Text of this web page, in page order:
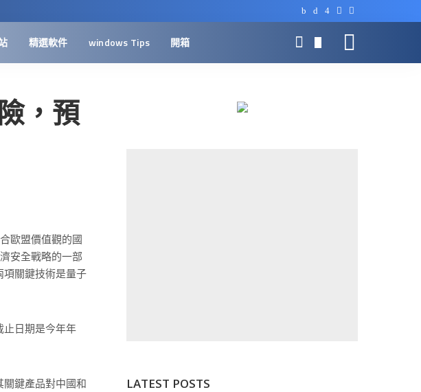
精選軟件 windows Tips 開箱
，預
歐盟價值觀的國
安全戰略的一部
項關鍵技術是量子
止日期是今年年
鍵產品對中國和
LATEST POSTS